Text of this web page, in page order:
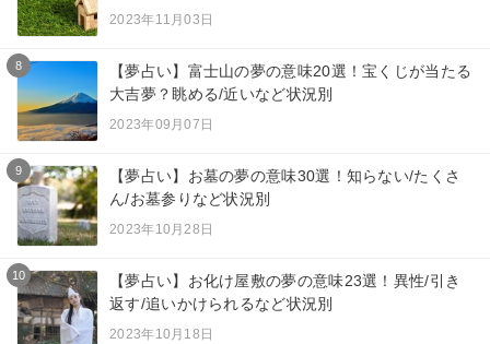
2023年11月03日
8
【夢占い】富士山の夢の意味20選！宝くじが当たる
大吉夢？眺める/近いなど状況別
2023年09月07日
9
【夢占い】お墓の夢の意味30選！知らない/たくさ
ん/お墓参りなど状況別
2023年10月28日
10
【夢占い】お化け屋敷の夢の意味23選！異性/引き
返す/追いかけられるなど状況別
2023年10月18日